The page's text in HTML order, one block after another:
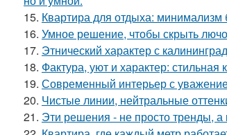
15. Квартира для отдыха: минимализм
16. Умное решение, чтобы скрыть
17. Этнический характер с
18. Фактура, уют и характер:
19. Современный интерьер с
20. Чистые линии, нейтральные
21. Эти решения - не просто тренды,